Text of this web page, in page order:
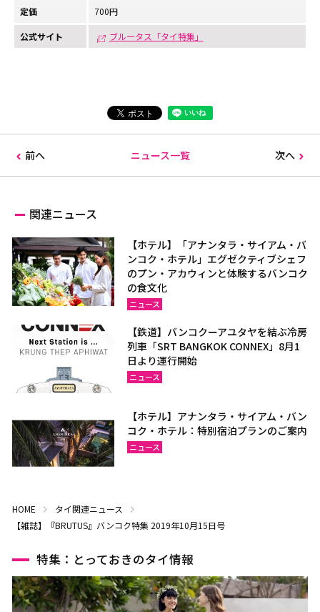
定価 700円
公式サイト ブルータス「タイ特集」
前へ ニュース一覧 次へ
関連ニュース
【ホテル】「アナンタラ・サイアム・バ
ンコク・ホテル」エグゼクティブシェフ
のプン・アカウィンと体験するバンコク
の食文化
ニュース
【鉄道】バンコクーアユタヤを結ぶ冷房
列車「SRT BANGKOK CONNEX」8月1
日より運行開始
ニュース
【ホテル】アナンタラ・サイアム・バン
コク・ホテル：特別宿泊プランのご案内
ニュース
HOME
タイ関連ニュース
【雑誌】『BRUTUS』バンコク特集 2019年10月15日号
特集：とっておきのタイ情報